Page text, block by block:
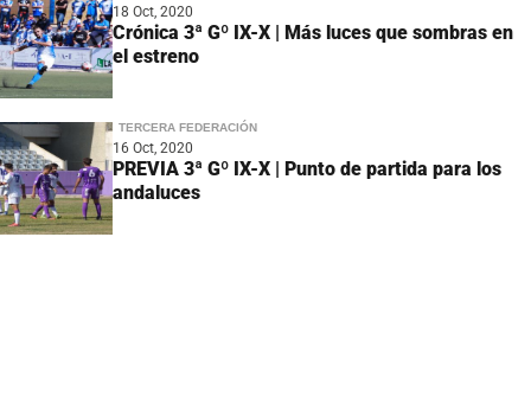
18 Oct, 2020
Crónica 3ª Gº IX-X | Más luces que sombras en
el estreno
TERCERA FEDERACIÓN
16 Oct, 2020
PREVIA 3ª Gº IX-X | Punto de partida para los
andaluces